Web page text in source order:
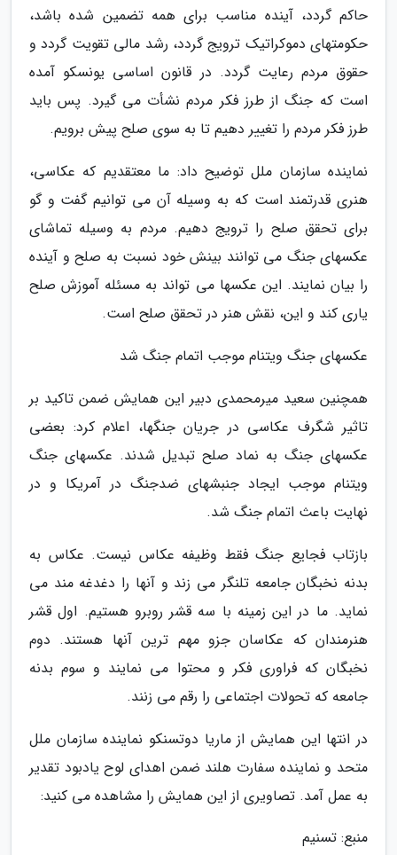
حاکم گردد، آینده مناسب برای همه تضمین شده باشد،
حکومتهای دموکراتیک ترویج گردد، رشد مالی تقویت گردد و
حقوق مردم رعایت گردد. در قانون اساسی یونسکو آمده
است که جنگ از طرز فکر مردم نشأت می گیرد. پس باید
طرز فکر مردم را تغییر دهیم تا به سوی صلح پیش برویم.
نماینده سازمان ملل توضیح داد: ما معتقدیم که عکاسی،
هنری قدرتمند است که به وسیله آن می توانیم گفت و گو
برای تحقق صلح را ترویج دهیم. مردم به وسیله تماشای
عکسهای جنگ می توانند بینش خود نسبت به صلح و آینده
را بیان نمایند. این عکسها می تواند به مسئله آموزش صلح
یاری کند و این، نقش هنر در تحقق صلح است.
عکسهای جنگ ویتنام موجب اتمام جنگ شد
همچنین سعید میرمحمدی دبیر این همایش ضمن تاکید بر
تاثیر شگرف عکاسی در جریان جنگها، اعلام کرد: بعضی
عکسهای جنگ به نماد صلح تبدیل شدند. عکسهای جنگ
ویتنام موجب ایجاد جنبشهای ضدجنگ در آمریکا و در
نهایت باعث اتمام جنگ شد.
بازتاب فجایع جنگ فقط وظیفه عکاس نیست. عکاس به
بدنه نخبگان جامعه تلنگر می زند و آنها را دغدغه مند می
نماید. ما در این زمینه با سه قشر روبرو هستیم. اول قشر
هنرمندان که عکاسان جزو مهم ترین آنها هستند. دوم
نخبگان که فراوری فکر و محتوا می نمایند و سوم بدنه
جامعه که تحولات اجتماعی را رقم می زنند.
در انتها این همایش از ماریا دوتسنکو نماینده سازمان ملل
متحد و نماینده سفارت هلند ضمن اهدای لوح یادبود تقدیر
به عمل آمد. تصاویری از این همایش را مشاهده می کنید:
منبع: تسنیم